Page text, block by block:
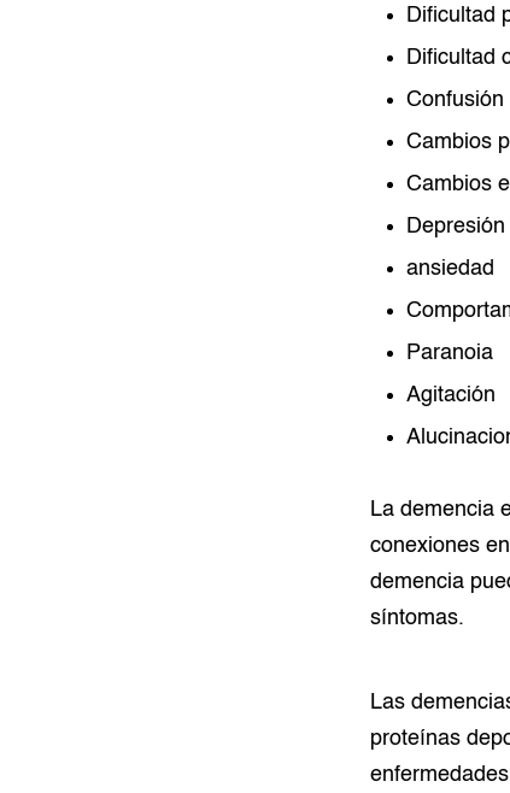
Dificultad
Dificultad
Confusión
Cambios
Cambios
Depresión
ansiedad
Paranoia
Agitación
La demencia
conexiones
demencia
síntomas.
Las
proteínas